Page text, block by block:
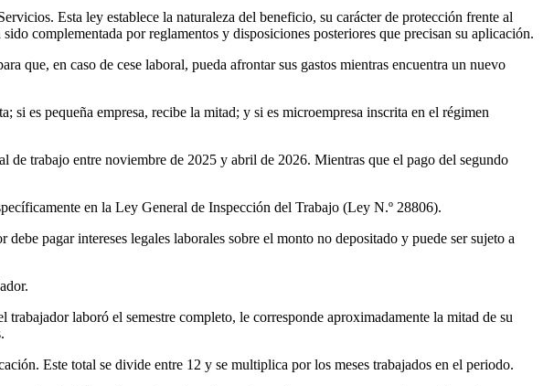
Esta ley establece la naturaleza del beneficio, su carácter de protección frente al
complementada por reglamentos y disposiciones posteriores que precisan su aplicación.
que, en caso de cese laboral, pueda afrontar sus gastos mientras encuentra un nuevo
es pequeña empresa, recibe la mitad; y si es microempresa inscrita en el régimen
de trabajo entre noviembre de 2025 y abril de 2026. Mientras que el pago del segundo
en la Ley General de Inspección del Trabajo (Ley N.º 28806).
pagar intereses legales laborales sobre el monto no depositado y puede ser sujeto a
laboró el semestre completo, le corresponde aproximadamente la mitad de su
Este total se divide entre 12 y se multiplica por los meses trabajados en el periodo.